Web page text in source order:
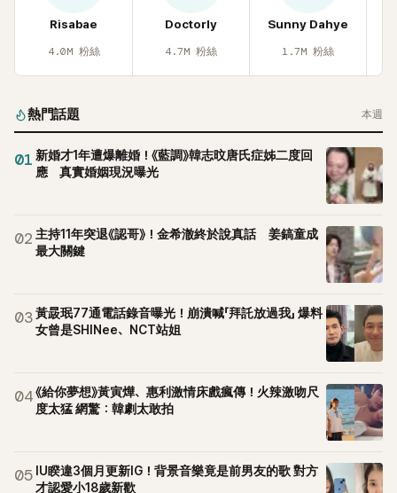
Risabae
4.0M 粉絲
Doctorly
4.7M 粉絲
Sunny Dahye
1.7M 粉絲
熱門話題 本週
01 新婚才1年遭爆離婚！《藍調》韓志旼唐氏症姊二度回
應 真實婚姻現況曝光
02 主持11年突退《認哥》！金希澈終於說真話 姜鎬童成
最大關鍵
03黃晸珉77通電話錄音曝光！崩潰喊「拜託放過我」 爆料
女曾是SHINee、NCT站姐
04《給你夢想》黃寅燁、惠利激情床戲瘋傳！火辣激吻尺
度太猛 網驚：韓劇太敢拍
05 IU睽違3個月更新IG！背景音樂竟是前男友的歌 對方
才認愛小18歲新歡